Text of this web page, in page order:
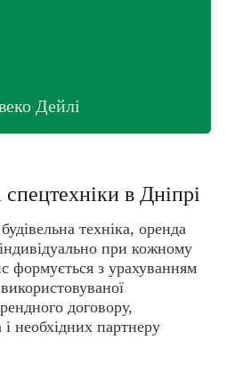
Дейлі
в Дніпрі
техніка, оренда
індивідуально при кожному
формується з урахуванням
договору,
і необхідних партнеру